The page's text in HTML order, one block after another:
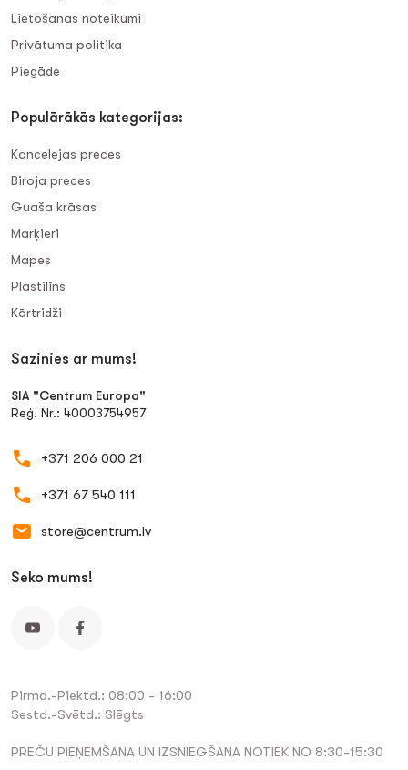
Lietošanas noteikumi
Privātuma politika
Piegāde
Populārākās kategorijas:
Kancelejas preces
Biroja preces
Guaša krāsas
Marķieri
Mapes
Plastilīns
Kārtridži
Sazinies ar mums!
SIA "Centrum Europa"
Reģ. Nr.: 40003754957
+371 206 000 21
+371 67 540 111
store@centrum.lv
Seko mums!
Pirmd.-Piektd.: 08:00 - 16:00
Sestd.-Svētd.: Slēgts
PREČU PIEŅEMŠANA UN IZSNIEGŠANA NOTIEK NO 8:30-15:30